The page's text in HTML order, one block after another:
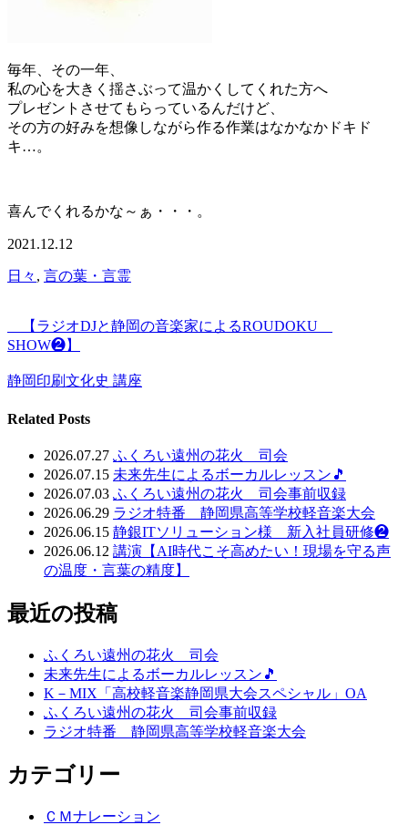
毎年、その一年、
私の心を大きく揺さぶって温かくしてくれた方へ
プレゼントさせてもらっているんだけど、
その方の好みを想像しながら作る作業はなかなかドキド
キ…。
喜んでくれるかな～ぁ・・・。
2021.12.12
日々 , 言の葉・言霊
【ラジオDJと静岡の音楽家によるROUDOKU
SHOW❷】
静岡印刷文化史 講座
Related Posts
2026.07.27 ふくろい遠州の花火 司会
2026.07.15 未来先生によるボーカルレッスン🎵
2026.07.03 ふくろい遠州の花火 司会事前収録
2026.06.29 ラジオ特番 静岡県高等学校軽音楽大会
2026.06.15 静銀ITソリューション様 新入社員研修❷
2026.06.12 講演【AI時代こそ高めたい！現場を守る声
の温度・言葉の精度】
最近の投稿
ふくろい遠州の花火 司会
未来先生によるボーカルレッスン🎵
K－MIX「高校軽音楽静岡県大会スペシャル」OA
ふくろい遠州の花火 司会事前収録
ラジオ特番 静岡県高等学校軽音楽大会
カテゴリー
ＣＭナレーション